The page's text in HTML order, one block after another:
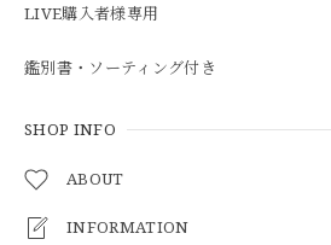
LIVE購入者様専用
鑑別書・ソーティング付き
SHOP INFO
ABOUT
INFORMATION